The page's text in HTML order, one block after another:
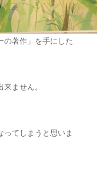
の著作」を手にした
ません。
ってしまうと思いま